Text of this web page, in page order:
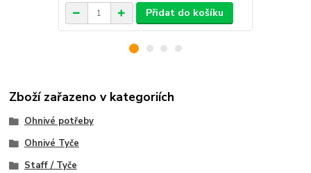
Přidat do košíku
Zboží zařazeno v kategoriích
Ohnivé potřeby
Ohnivé Tyče
Staff / Tyče